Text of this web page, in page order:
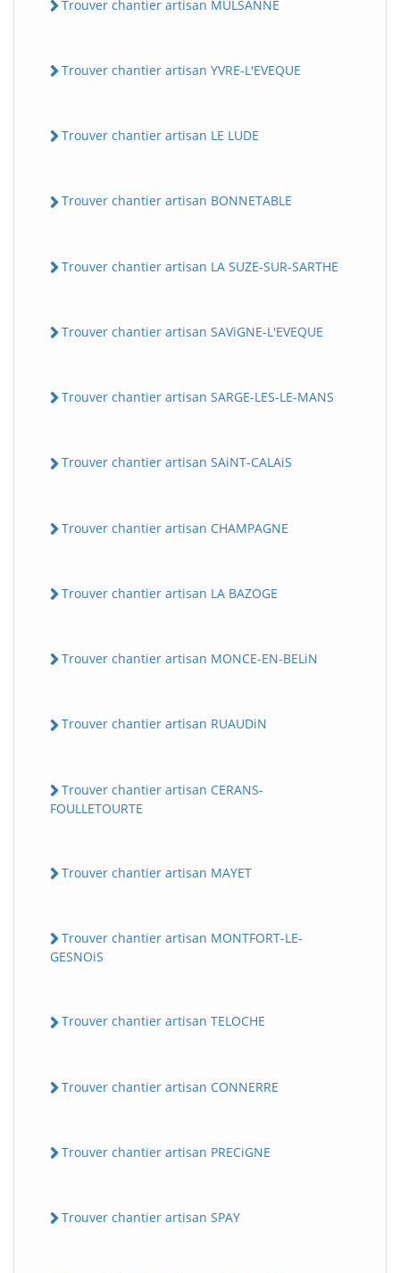
Trouver chantier artisan MULSANNE
Trouver chantier artisan YVRE-L'EVEQUE
Trouver chantier artisan LE LUDE
Trouver chantier artisan BONNETABLE
Trouver chantier artisan LA SUZE-SUR-SARTHE
Trouver chantier artisan SAViGNE-L'EVEQUE
Trouver chantier artisan SARGE-LES-LE-MANS
Trouver chantier artisan SAiNT-CALAiS
Trouver chantier artisan CHAMPAGNE
Trouver chantier artisan LA BAZOGE
Trouver chantier artisan MONCE-EN-BELiN
Trouver chantier artisan RUAUDiN
Trouver chantier artisan CERANS-
FOULLETOURTE
Trouver chantier artisan MAYET
Trouver chantier artisan MONTFORT-LE-
GESNOiS
Trouver chantier artisan TELOCHE
Trouver chantier artisan CONNERRE
Trouver chantier artisan PRECiGNE
Trouver chantier artisan SPAY